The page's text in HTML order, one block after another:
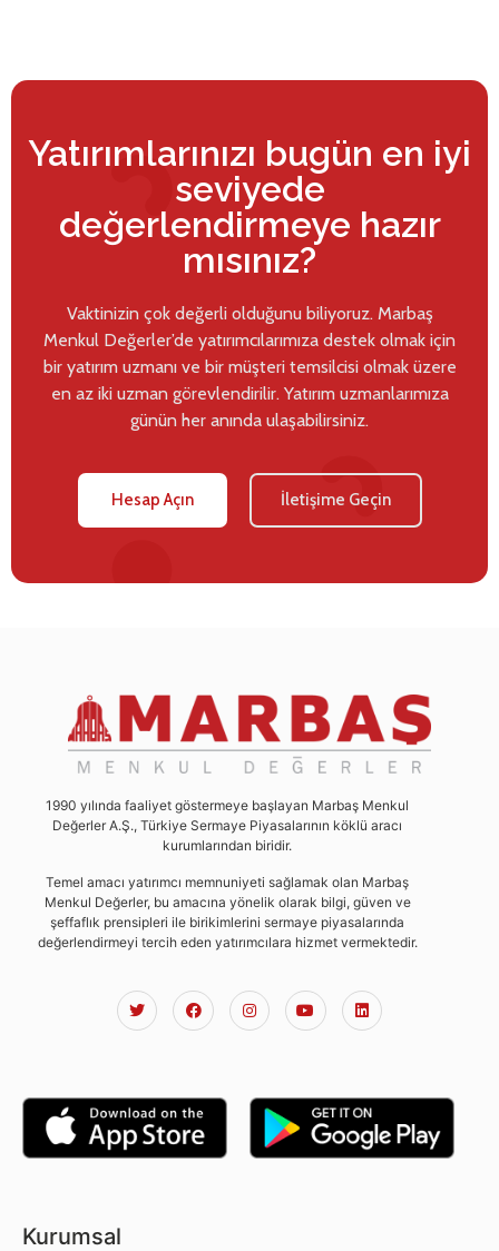
Yatırımlarınızı bugün en iyi
seviyede
değerlendirmeye hazır
mısınız?
Vaktinizin çok değerli olduğunu biliyoruz. Marbaş
Menkul Değerler’de yatırımcılarımıza destek olmak için
bir yatırım uzmanı ve bir müşteri temsilcisi olmak üzere
en az iki uzman görevlendirilir. Yatırım uzmanlarımıza
günün her anında ulaşabilirsiniz.
Hesap Açın İletişime Geçin
1990 yılında faaliyet göstermeye başlayan Marbaş Menkul
Değerler A.Ş., Türkiye Sermaye Piyasalarının köklü aracı
kurumlarından biridir.
Temel amacı yatırımcı memnuniyeti sağlamak olan Marbaş
Menkul Değerler, bu amacına yönelik olarak bilgi, güven ve
şeffaflık prensipleri ile birikimlerini sermaye piyasalarında
değerlendirmeyi tercih eden yatırımcılara hizmet vermektedir.
Kurumsal